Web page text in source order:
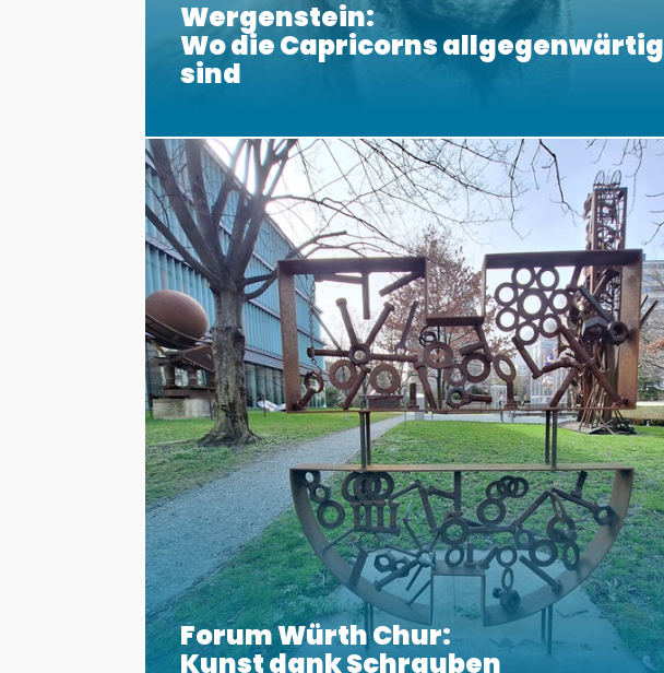
Wergenstein:
Wo die Capricorns allgegenwärtig
sind
Forum Würth Chur:
Kunst dank Schrauben